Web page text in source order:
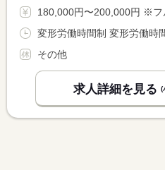
180,000円〜200,000円 ※フルタイム求人の場合は月額（換算
その他
求人詳細を見る (